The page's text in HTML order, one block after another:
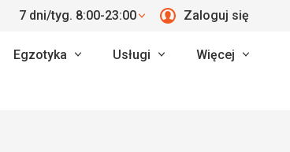
7 dni/tyg. 8:00-23:00 Zaloguj się
Egzotyka Usługi Więcej